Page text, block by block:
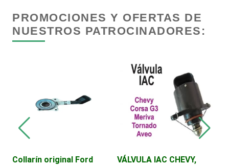
Centros de Nutrición
Cerrajerías
PROMOCIONES Y OFERTAS DE
NUESTROS PATROCINADORES:
Collarín original Ford
VÁLVULA IAC CHEVY,